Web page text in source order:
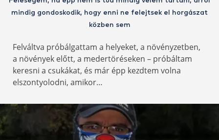
mindig gondoskodik, hogy enni ne felejtsek el horgászat
közben sem
Felváltva próbálgattam a helyeket, a növényzetben,
a növények előtt, a medertöréseken – próbáltam
keresni a csukákat, és már épp kezdtem volna
elszontyolodni, amikor…